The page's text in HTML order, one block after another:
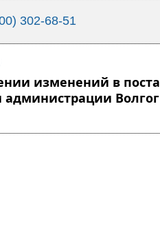
302-68-51
изменений в
администрации